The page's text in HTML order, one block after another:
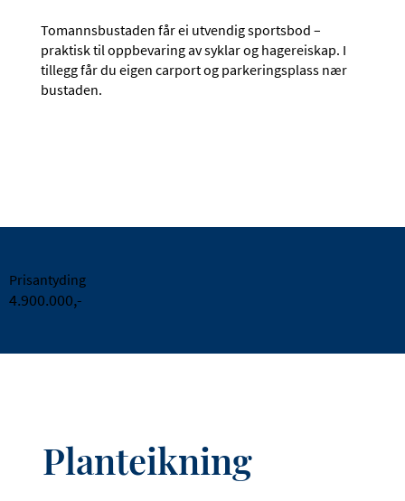
Tomannsbustaden får ei utvendig sportsbod –
praktisk til oppbevaring av syklar og hagereiskap. I
tillegg får du eigen carport og parkeringsplass nær
bustaden.
Prisantyding
4.900.000,-
Planteikning